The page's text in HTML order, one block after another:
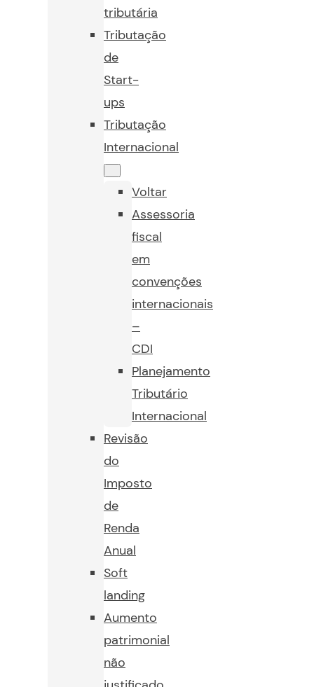
tributária
Tributação
de
Start-
ups
Tributação
Internacional
Voltar
Assessoria
fiscal
em
convenções
internacionais
–
CDI
Planejamento
Tributário
Internacional
Revisão
do
Imposto
de
Renda
Anual
Soft
landing
Aumento
patrimonial
não